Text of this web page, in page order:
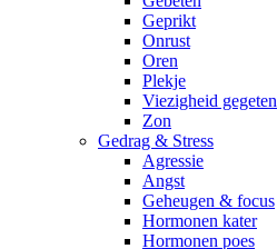
Geprikt
Onrust
Oren
Plekje
Viezigheid gegeten
Zon
Gedrag & Stress
Agressie
Angst
Geheugen & focus
Hormonen kater
Hormonen poes